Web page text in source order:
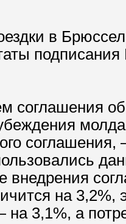
в
соглашения
внедрения
на 3,2%,
на 3,1%, а